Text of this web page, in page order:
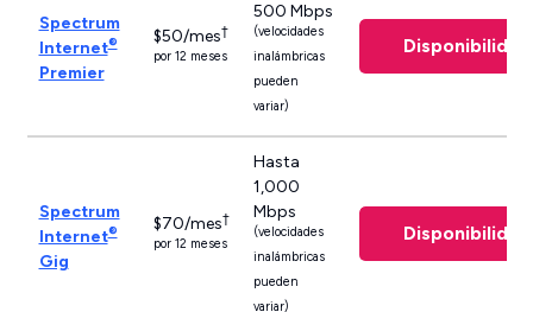
Spectrum
Internet®
Premier
$50/mes†
por 12 meses
500 Mbps
(velocidades
inalámbricas
pueden
variar)
Disponibilidad
Spectrum
Internet®
Gig
$70/mes†
por 12 meses
Hasta
1,000
Mbps
(velocidades
inalámbricas
pueden
variar)
Disponibilidad